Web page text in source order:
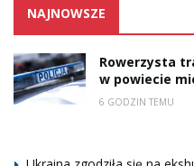
NAJNOWSZE
Rowerzysta
w powiecie
6 GODZIN TEMU